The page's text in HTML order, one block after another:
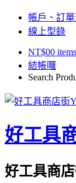
帳戶、訂
線上型錄
NT$00 items
結帳囉
Search
好工具
好工具商